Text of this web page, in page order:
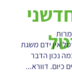
אין ידם משגת
נכון הדבר
כיום. דוורא...